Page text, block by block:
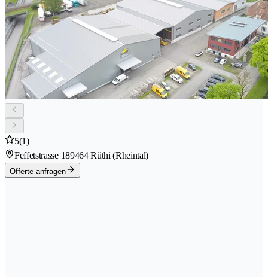
5(1)
Feffetstrasse 189464 Rüthi (Rheintal)
Offerte anfragen